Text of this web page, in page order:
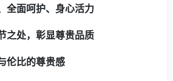
全面呵护、身心活力
之处，彰显尊贵品质
伦比的尊贵感